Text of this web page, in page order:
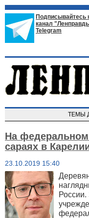
Подписывайтесь
канал
Telegram
ТЕМЫ
На федеральном
сараях в
23.10.2019 15:40